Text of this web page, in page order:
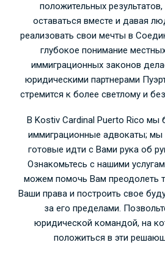
положительных
оставаться вместе и давая
реализовать свои мечты в
глубокое понимание
иммиграционных законов
юридическими партнерами
стремится к более светлому и
В Kostiv Cardinal Puerto Rico мы
иммиграционные адвокаты;
готовые идти с Вами рука об
Ознакомьтесь с нашими
можем помочь Вам преодолеть
Ваши права и построить свое
за его пределами.
юридической командой, на
положиться в эти